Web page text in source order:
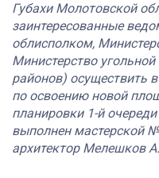
Губахи Молотовской
заинтересованные
облисполком,
Министерство
районов) осуществить
по освоению новой
планировки 1-й
выполнен мастерской
архитектор Мелешков